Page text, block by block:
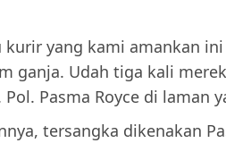
kurir yang kami amankan
ganja. Udah tiga kali
Pasma Royce di laman
tersangka dikenakan